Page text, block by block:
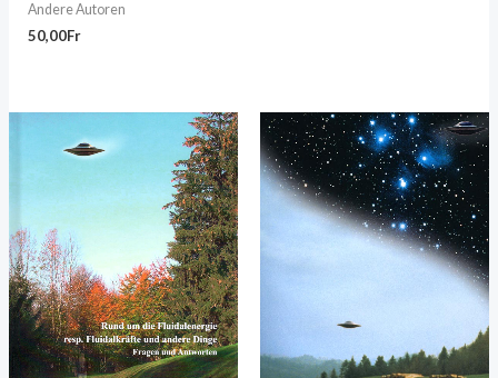
Andere Autoren
50,00Fr